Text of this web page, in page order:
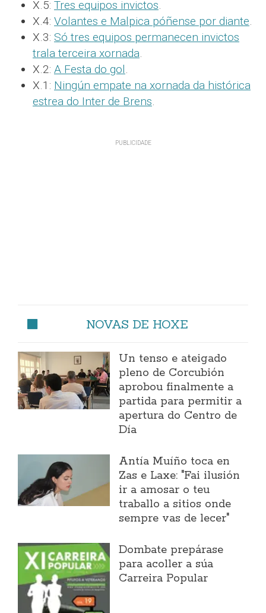
X.5: Tres equipos invictos.
X.4: Volantes e Malpica póñense por diante.
X.3: Só tres equipos permanecen invictos
trala terceira xornada.
X.2: A Festa do gol.
X.1: Ningún empate na xornada da histórica
estrea do Inter de Brens.
NOVAS DE HOXE
Un tenso e ateigado
pleno de Corcubión
aprobou finalmente a
partida para permitir a
apertura do Centro de
Día
Antía Muíño toca en
Zas e Laxe: "Fai ilusión
ir a amosar o teu
traballo a sitios onde
sempre vas de lecer"
Dombate prepárase
para acoller a súa
Carreira Popular